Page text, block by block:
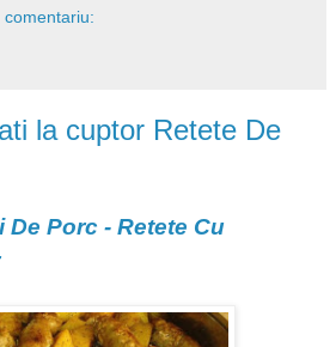
comentariu:
la cuptor Retete De
De Porc - Retete Cu